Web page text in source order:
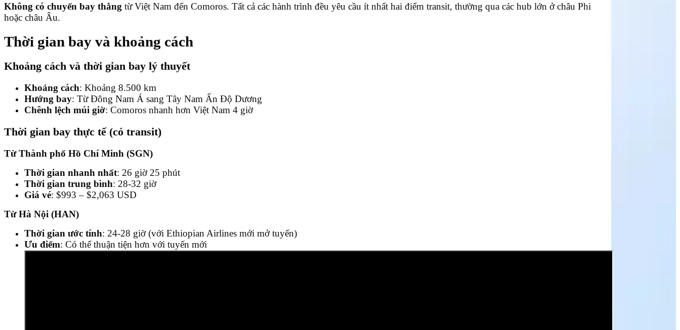
Không có chuyến bay thẳng từ Việt Nam đến Comoros. Tất cả các hành trình đều yêu cầu ít nhất hai điểm transit, thường qua các hub lớn ở châu Phi
hoặc châu Âu.
Thời gian bay và khoảng cách
Khoảng cách và thời gian bay lý thuyết
Khoảng cách: Khoảng 8.500 km
Hướng bay: Từ Đông Nam Á sang Tây Nam Ấn Độ Dương
Chênh lệch múi giờ: Comoros nhanh hơn Việt Nam 4 giờ
Thời gian bay thực tế (có transit)
Từ Thành phố Hồ Chí Minh (SGN)
Thời gian nhanh nhất: 26 giờ 25 phút
Thời gian trung bình: 28-32 giờ
Giá vé: $993 – $2,063 USD
Từ Hà Nội (HAN)
Thời gian ước tính: 24-28 giờ (với Ethiopian Airlines mới mở tuyến)
Ưu điểm: Có thể thuận tiện hơn với tuyến mới